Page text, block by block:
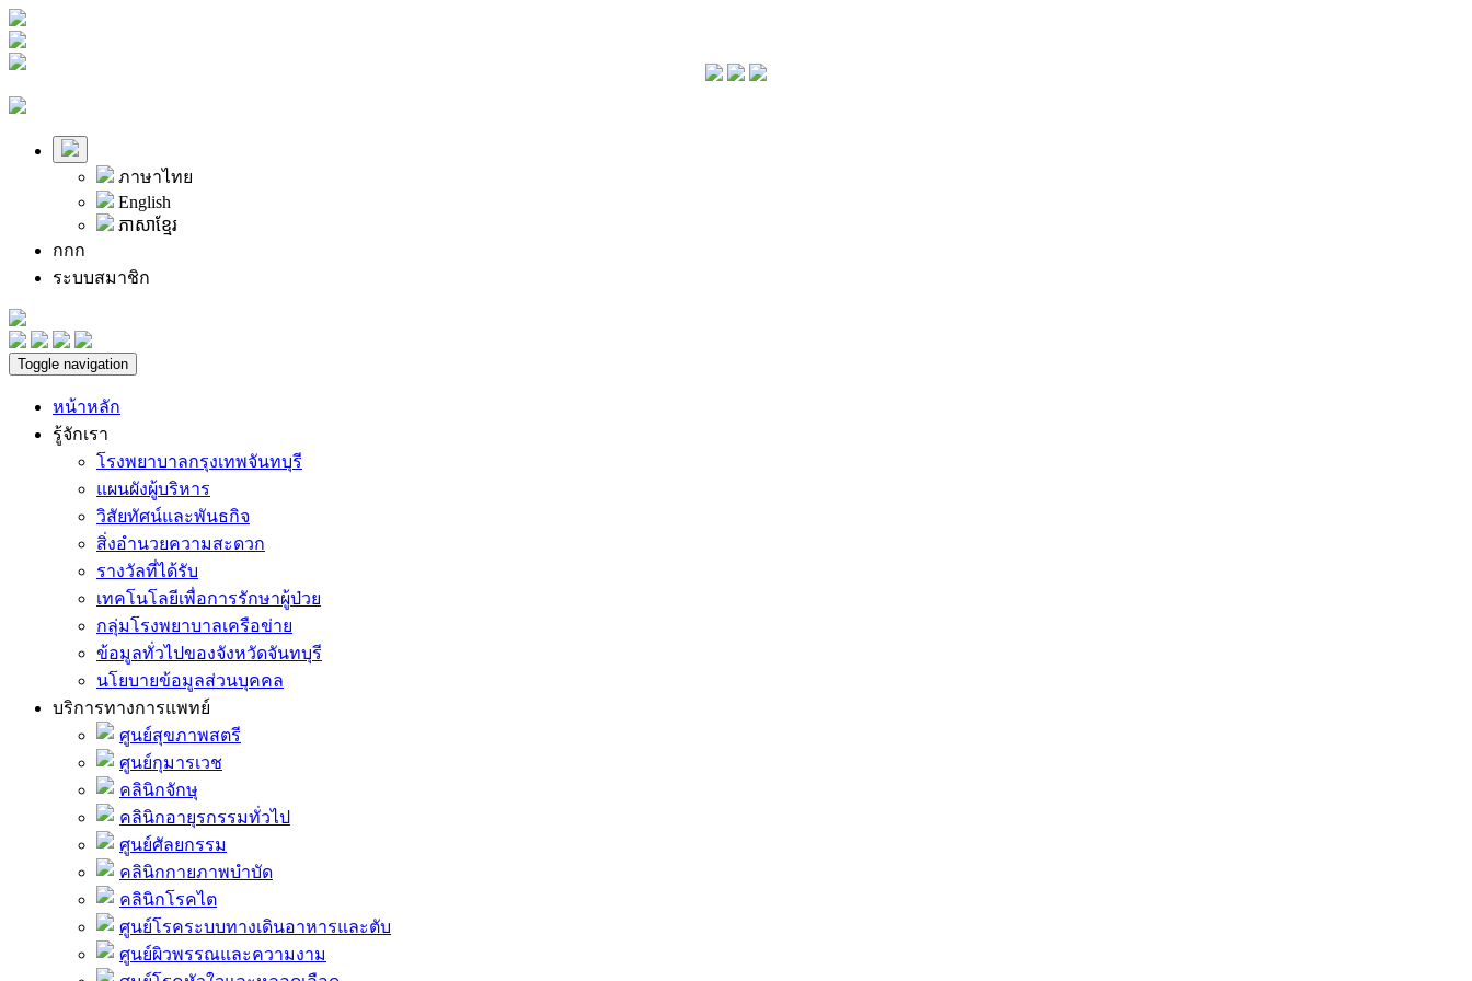
ภาษาไทย
English
ភាសាខ្មែរ
กกก
ระบบสมาชิก
Toggle navigation
หน้าหลัก
รู้จักเรา
โรงพยาบาลกรุงเทพจันทบุรี
แผนผังผู้บริหาร
วิสัยทัศน์และพันธกิจ
สิ่งอำนวยความสะดวก
รางวัลที่ได้รับ
เทคโนโลยีเพื่อการรักษาผู้ป่วย
กลุ่มโรงพยาบาลเครือข่าย
ข้อมูลทั่วไปของจังหวัดจันทบุรี
นโยบายข้อมูลส่วนบุคคล
บริการทางการแพทย์
ศูนย์สุขภาพสตรี
ศูนย์กุมารเวช
คลินิกจักษุ
คลินิกอายุรกรรมทั่วไป
ศูนย์ศัลยกรรม
คลินิกกายภาพบำบัด
คลินิกโรคไต
ศูนย์โรคระบบทางเดินอาหารและตับ
ศูนย์ผิวพรรณและความงาม